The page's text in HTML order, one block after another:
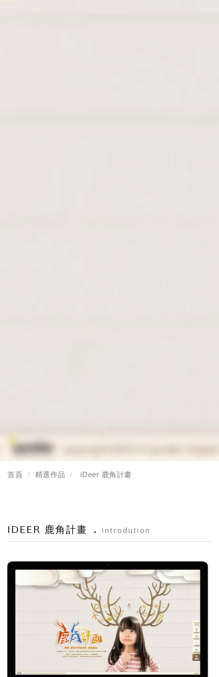
首頁 精選作品 iDeer 鹿角計畫
IDEER 鹿角計畫 introdution